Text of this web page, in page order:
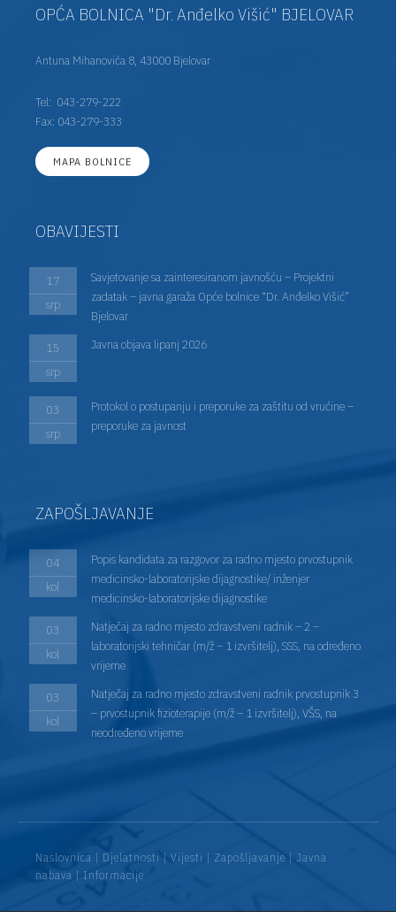
OPĆA BOLNICA "Dr. Anđelko Višić" BJELOVAR
Antuna Mihanovića 8, 43000 Bjelovar
Tel: 043-279-222
Fax: 043-279-333
MAPA BOLNICE
OBAVIJESTI
17
srp
Savjetovanje sa zainteresiranom javnošću – Projektni
zadatak – javna garaža Opće bolnice “Dr. Anđelko Višić”
Bjelovar
15
srp
Javna objava lipanj 2026
03
srp
Protokol o postupanju i preporuke za zaštitu od vrućine –
preporuke za javnost
ZAPOŠLJAVANJE
04
kol
Popis kandidata za razgovor za radno mjesto prvostupnik
medicinsko-laboratorijske dijagnostike/ inženjer
medicinsko-laboratorijske dijagnostike
03
kol
Natječaj za radno mjesto zdravstveni radnik – 2 –
laboratorijski tehničar (m/ž – 1 izvršitelj), SSS, na određeno
vrijeme
03
kol
Natječaj za radno mjesto zdravstveni radnik prvostupnik 3
– prvostupnik fizioterapije (m/ž – 1 izvršitelj), VŠS, na
neodređeno vrijeme
Naslovnica | Djelatnosti | Vijesti | Zapošljavanje | Javna
nabava | Informacije